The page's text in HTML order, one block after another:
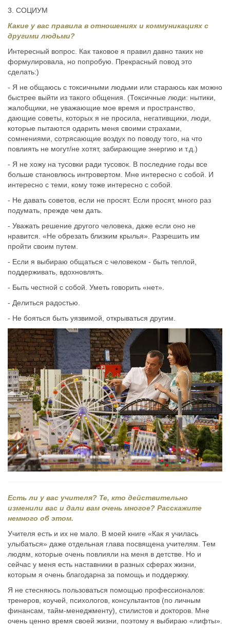
3. СОЦИУМ
Какие у вас правила в отношениях и коммуникациях с
другими людьми?
Интересный вопрос. Как таковое я правил давно таких не
формулировала, но попробую. Прекрасный повод это
сделать:)
- Я не общаюсь с токсичными людьми или стараюсь как можно
быстрее выйти из такого общения. (Токсичные люди: нытики,
жалобщики, не уважающие мое время и пространство,
дающие советы, которых я не просила, негативщики, люди,
которые пытаются одарить меня своими страхами,
сомнениями, сотрясающие воздух по поводу того, на что
повлиять не могут/не хотят, забирающие энергию и т.д.)
- Я не хожу на тусовки ради тусовок. В последние годы все
больше становлюсь интровертом. Мне интересно с собой. И
интересно с теми, кому тоже интересно с собой.
- Не давать советов, если не просят. Если просят, много раз
подумать, прежде чем дать.
- Уважать решение другого человека, даже если оно не
нравится. «Не обрезать близким крылья». Разрешить им
пройти своим путем.
- Если я выбираю общаться с человеком - быть теплой,
поддерживать, вдохновлять.
- Быть честной с собой. Уметь говорить «нет».
- Делиться радостью.
- Не бояться быть уязвимой, открываться другим.
Есть ли у вас учителя? Те, кто действительно
изменили вас и дали вам очень многое? Расскажите
немного об этом.
Учителя есть и их не мало. В моей книге «Как я училась
улыбаться» даже отдельная глава посвящена учителям. Тем
людям, которые очень повлияли на меня в детстве. Но и
сейчас у меня есть наставники в разных сферах жизни,
которым я очень благодарна за помощь и поддержку.
Я не стесняюсь пользоваться помощью профессионалов:
тренеров, коучей, психологов, консультантов (по личным
финансам, тайм-менеджменту), стилистов и докторов. Мне
очень ценно время своей жизни, поэтому я выбираю «лифты».